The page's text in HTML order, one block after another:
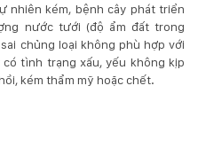
nhiên kém, bệnh cây phát triển
nước tưới (độ ẩm đất trong
chủng loại không phù hợp với
tình trạng xấu, yếu không kịp
kém thẩm mỹ hoặc chết.